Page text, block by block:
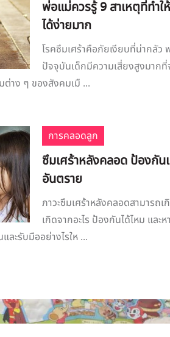
พ่อแม่ควรรู้ 9 สาเหตุที่ทำใ
ได้ง่ายมาก
โรคซึมเศร้าคือภัยเงียบที่น่ากลัว
ปัจจุบันเด็กมีความเสี่ยงสูงมาก
ต่าง ๆ ของสังคมเมื ...
การคลอดลูก
ซึมเศร้าหลังคลอด ป้องกัน
อันตราย
ภาวะซึมเศร้าหลังคลอดสามาร
เกิดจากอะไร ป้องกันได้ไหม และ
ะรับมืออย่างไรให ...